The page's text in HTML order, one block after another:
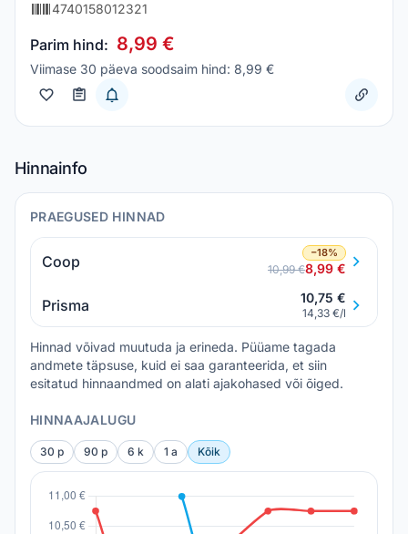
4740158012321
Parim hind: 8,99 €
Viimase 30 päeva soodsaim hind: 8,99 €
Hinnainfo
PRAEGUSED HINNAD
Coop −18%
10,99 €8,99 €
Prisma 10,75 €
14,33 €/l
Hinnad võivad muutuda ja erineda. Püüame tagada
andmete täpsuse, kuid ei saa garanteerida, et siin
esitatud hinnaandmed on alati ajakohased või õiged.
HINNAAJALUGU
30 p 90 p 6 k 1 a Kõik